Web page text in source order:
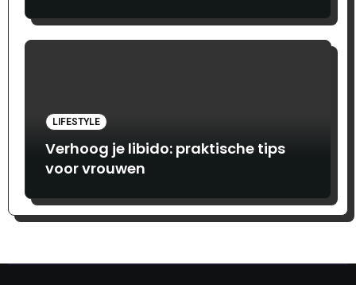
LIFESTYLE
Verhoog je libido: praktische tips
voor vrouwen